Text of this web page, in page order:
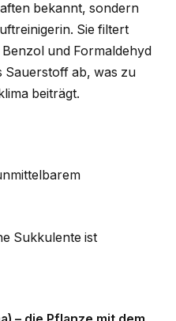
bekannt, sondern
Sie filtert
und Formaldehyd
Sauerstoff ab, was zu
beiträgt.
Sukkulente ist